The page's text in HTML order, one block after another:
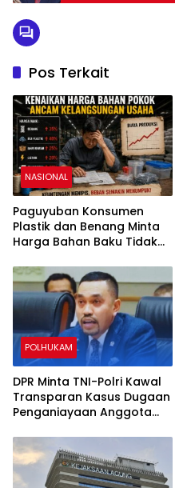
Pos Terkait
NASIONAL
Paguyuban Konsumen
Plastik dan Benang Minta
Harga Bahan Baku Tidak
POLHUKAM
DPR Minta TNI-Polri Kawal
Transparan Kasus Dugaan
Penganiayaan Anggota